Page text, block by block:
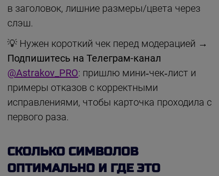
в заголовок, лишние размеры/цвета через
слэш.
💡 Нужен короткий чек перед модерацией →
Подпишитесь на Телеграм-канал
@Astrakov_PRO: пришлю мини‑чек‑лист и
примеры отказов с корректными
исправлениями, чтобы карточка проходила с
первого раза.
СКОЛЬКО СИМВОЛОВ
ОПТИМАЛЬНО И ГДЕ ЭТО